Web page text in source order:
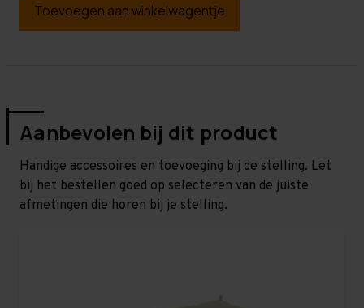
Toevoegen aan winkelwagentje
Aanbevolen bij dit product
Handige accessoires en toevoeging bij de stelling. Let
bij het bestellen goed op selecteren van de juiste
afmetingen die horen bij je stelling.